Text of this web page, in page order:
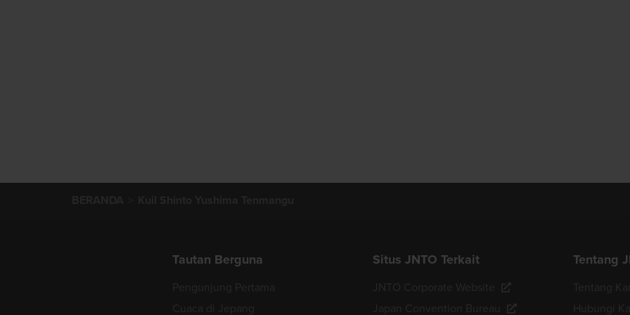
Tautan Berguna Situs JNTO Terkait Tentang